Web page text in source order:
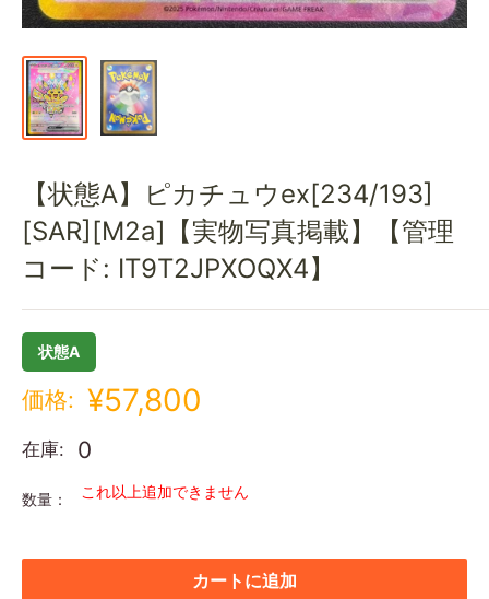
【状態A】ピカチュウex[234/193]
[SAR][M2a]【実物写真掲載】【管理
コード: IT9T2JPXOQX4】
状態A
価格: ¥57,800
在庫: 0
数量： これ以上追加できません
カートに追加